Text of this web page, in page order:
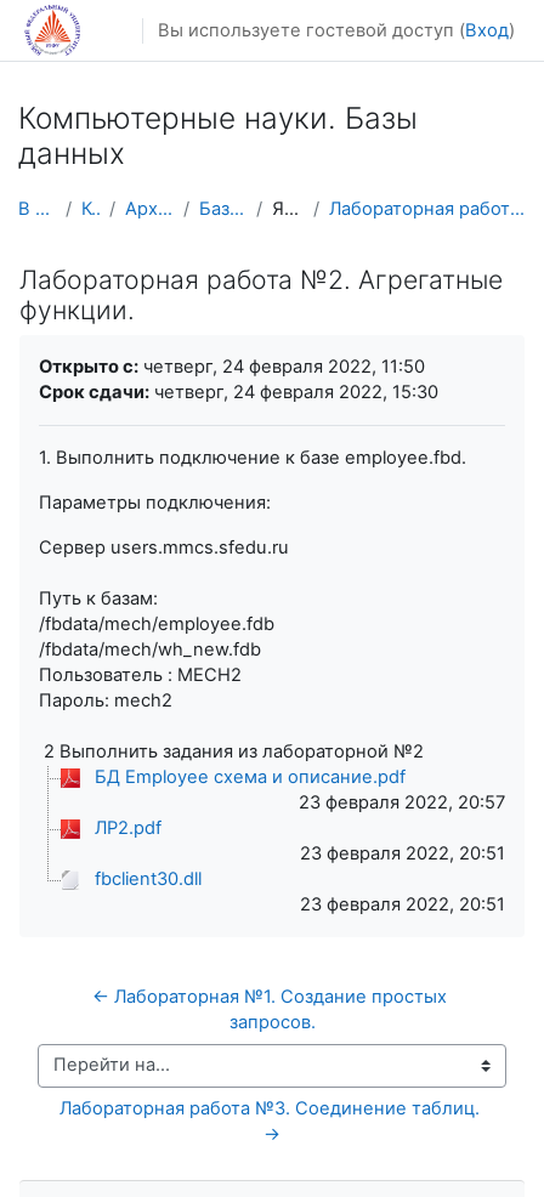
Перейти к основному содержанию
Вы используете гостевой доступ (Вход)
Компьютерные науки. Базы
данных
В начало Курсы Архив курсов Базы данных Язык SQL Лабораторная работа №2. Агрегатные функции.
Лабораторная работа №2. Агрегатные
функции.
Открыто с: четверг, 24 февраля 2022, 11:50
Срок сдачи: четверг, 24 февраля 2022, 15:30
1. Выполнить подключение к базе employee.fbd.
Параметры подключения:
Сервер users.mmcs.sfedu.ru
Путь к базам:
/fbdata/mech/employee.fdb
/fbdata/mech/wh_new.fdb
Пользователь : MECH2
Пароль: mech2
2 Выполнить задания из лабораторной №2
БД Employee схема и описание.pdf
23 февраля 2022, 20:57
ЛР2.pdf
23 февраля 2022, 20:51
fbclient30.dll
23 февраля 2022, 20:51
← Лабораторная №1. Создание простых
запросов.
Перейти на...
Лабораторная работа №3. Соединение таблиц.
→